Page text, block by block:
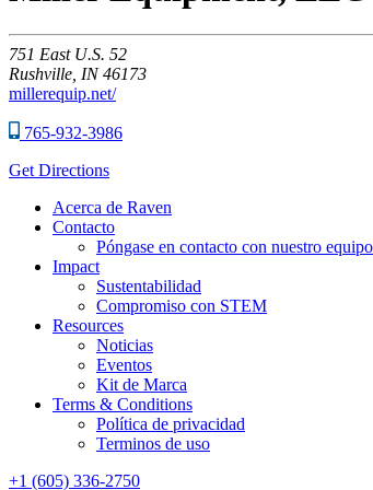
751 East U.S. 52
Rushville, IN 46173
millerequip.net/
765-932-3986
Get Directions
Acerca de Raven
Contacto
Póngase en contacto con nuestro
Impact
Sustentabilidad
Compromiso con STEM
Resources
Noticias
Eventos
Kit de Marca
Terms & Conditions
Política de privacidad
Terminos de uso
+1 (605) 336-2750